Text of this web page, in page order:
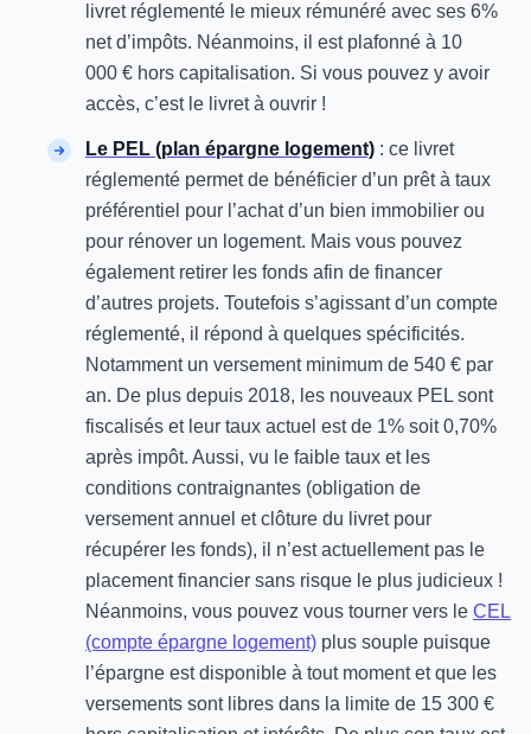
livret réglementé le mieux rémunéré avec ses 6%
net d’impôts. Néanmoins, il est plafonné à 10
000 € hors capitalisation. Si vous pouvez y avoir
accès, c’est le livret à ouvrir !
Le PEL (plan épargne logement) : ce livret
réglementé permet de bénéficier d’un prêt à taux
préférentiel pour l’achat d’un bien immobilier ou
pour rénover un logement. Mais vous pouvez
également retirer les fonds afin de financer
d’autres projets. Toutefois s’agissant d’un compte
réglementé, il répond à quelques spécificités.
Notamment un versement minimum de 540 € par
an. De plus depuis 2018, les nouveaux PEL sont
fiscalisés et leur taux actuel est de 1% soit 0,70%
après impôt. Aussi, vu le faible taux et les
conditions contraignantes (obligation de
versement annuel et clôture du livret pour
récupérer les fonds), il n’est actuellement pas le
placement financier sans risque le plus judicieux !
Néanmoins, vous pouvez vous tourner vers le CEL
(compte épargne logement) plus souple puisque
l’épargne est disponible à tout moment et que les
versements sont libres dans la limite de 15 300 €